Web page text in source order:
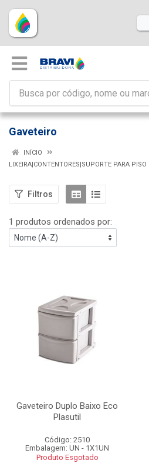
Gaveteiro
INÍCIO
LIXEIRA|CONTENTORES|SUPORTE PARA PISO
Filtros
1 produtos ordenados por:
Gaveteiro Duplo Baixo Eco
Plasutil
Código: 2510
Embalagem: UN - 1X1UN
Produto Esgotado